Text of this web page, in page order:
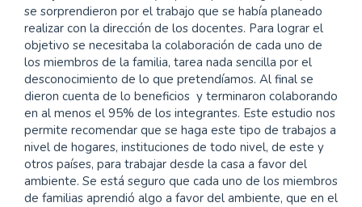
se sorprendieron por el trabajo que se había planeado
realizar con la dirección de los docentes. Para lograr el
objetivo se necesitaba la colaboración de cada uno de
los miembros de la familia, tarea nada sencilla por el
desconocimiento de lo que pretendíamos. Al final se
dieron cuenta de lo beneficios y terminaron colaborando
en al menos el 95% de los integrantes. Este estudio nos
permite recomendar que se haga este tipo de trabajos a
nivel de hogares, instituciones de todo nivel, de este y
otros países, para trabajar desde la casa a favor del
ambiente. Se está seguro que cada uno de los miembros
de familias aprendió algo a favor del ambiente, que en el